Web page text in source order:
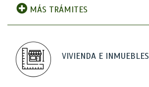
MÁS TRÁMITES
VIVIENDA E INMUEBLES